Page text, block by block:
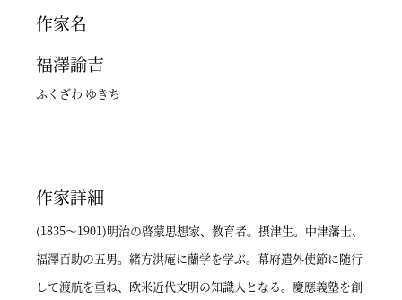
作家名
福澤諭吉
ふくざわ ゆきち
作家詳細
(1835～1901)明治の啓蒙思想家、教育者。摂津生。中津藩士、
福澤百助の五男。緒方洪庵に蘭学を学ぶ。幕府遣外使節に随行
して渡航を重ね、欧米近代文明の知識人となる。慶應義塾を創